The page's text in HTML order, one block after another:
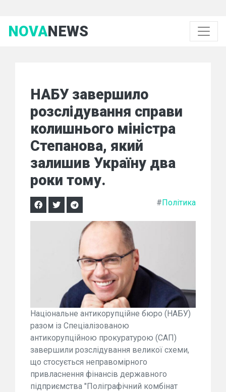
NOVANEWS
НАБУ завершило
розслідування справи
колишнього міністра
Степанова, який
залишив Україну два
роки тому.
#Політика
Національне антикорупційне бюро (НАБУ)
разом із Спеціалізованою
антикорупційною прокуратурою (САП)
завершили розслідування великої схеми,
що стосується неправомірного
привласнення фінансів державного
підприємства "Поліграфічний комбінат